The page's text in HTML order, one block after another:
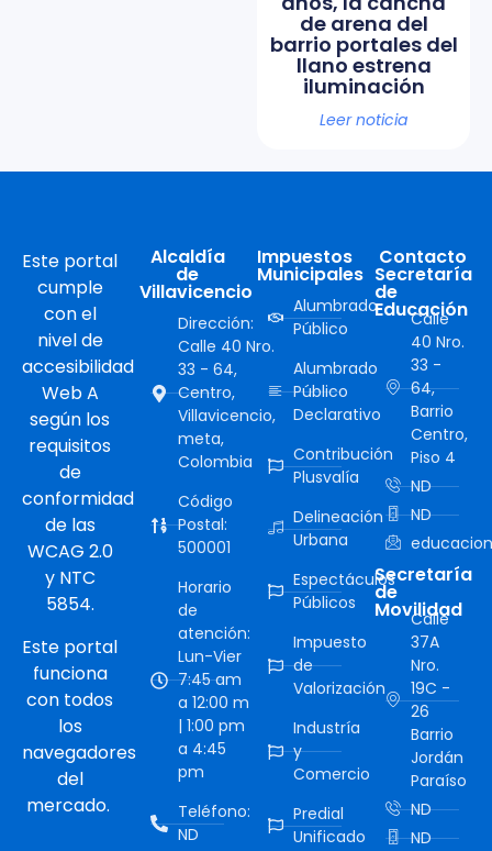
de arena del
barrio portales del
llano estrena
iluminación
Leer noticia
Este portal
cumple
con el
nivel de
accesibilidad
Web A
según los
requisitos
de
conformidad
de las
WCAG 2.0
y NTC
5854.
Este portal
funciona
con todos
los
navegadores
del
mercado.
Alcaldía
de
Villavicencio
Dirección:
Calle 40 Nro.
33 - 64,
Centro,
Villavicencio,
meta,
Colombia
Código
Postal:
500001
Horario
de
atención:
Lun-Vier
7:45 am
a 12:00 m
| 1:00 pm
a 4:45
pm
Teléfono:
ND
Impuestos
Municipales
Alumbrado
Público
Alumbrado
Público
Declarativo
Contribución
Plusvalía
Delineación
Urbana
Espectáculos
Públicos
Impuesto
de
Valorización
Industría
y
Comercio
Predial
Unificado
Contacto
Secretaría
de
Educación
Calle
40 Nro.
33 -
64,
Barrio
Centro,
Piso 4
ND
ND
Secretaría
de
Movilidad
Calle
37A
Nro.
19C -
26
Barrio
Jordán
Paraíso
ND
ND